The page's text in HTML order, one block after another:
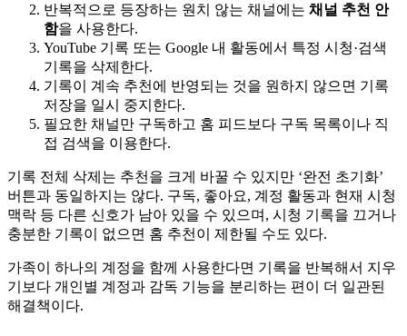
반복적으로 등장하는 원치 않는 채널에는 채널 추천 안
함을 사용한다.
YouTube 기록 또는 Google 내 활동에서 특정 시청·검색
기록을 삭제한다.
기록이 계속 추천에 반영되는 것을 원하지 않으면 기록
저장을 일시 중지한다.
필요한 채널만 구독하고 홈 피드보다 구독 목록이나 직
접 검색을 이용한다.
기록 전체 삭제는 추천을 크게 바꿀 수 있지만 ‘완전 초기화’
버튼과 동일하지는 않다. 구독, 좋아요, 계정 활동과 현재 시청
맥락 등 다른 신호가 남아 있을 수 있으며, 시청 기록을 끄거나
충분한 기록이 없으면 홈 추천이 제한될 수도 있다.
가족이 하나의 계정을 함께 사용한다면 기록을 반복해서 지우
기보다 개인별 계정과 감독 기능을 분리하는 편이 더 일관된
해결책이다.